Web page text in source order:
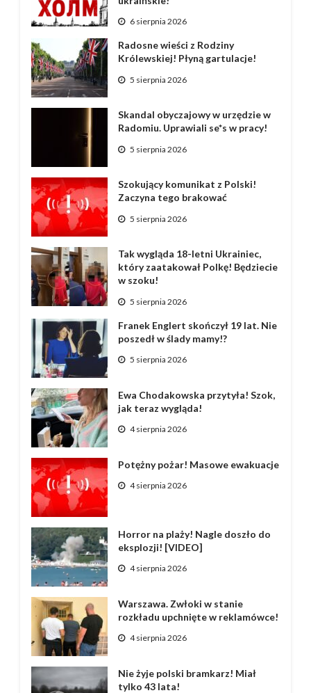
6 sierpnia 2026
Radosne wieści z Rodziny
Królewskiej! Płyną gartulacje!
5 sierpnia 2026
Skandal obyczajowy w urzędzie w
Radomiu. Uprawiali se*s w pracy!
5 sierpnia 2026
Szokujący komunikat z Polski!
Zaczyna tego brakować
5 sierpnia 2026
Tak wygląda 18-letni Ukrainiec,
który zaatakował Polkę! Będziecie
w szoku!
5 sierpnia 2026
Franek Englert skończył 19 lat. Nie
poszedł w ślady mamy!?
5 sierpnia 2026
Ewa Chodakowska przytyła! Szok,
jak teraz wygląda!
4 sierpnia 2026
Potężny pożar! Masowe ewakuacje
4 sierpnia 2026
Horror na plaży! Nagle doszło do
eksplozji! [VIDEO]
4 sierpnia 2026
Warszawa. Zwłoki w stanie
rozkładu upchnięte w reklamówce!
4 sierpnia 2026
Nie żyje polski bramkarz! Miał
tylko 43 lata!